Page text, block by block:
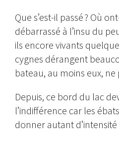
Que s’est-il passé ? Où
débarrassé à l’insu du
ils encore vivants
cygnes dérangent
bateau, au moins eux, ne
Depuis, ce bord du lac
l’indifférence car les
donner autant